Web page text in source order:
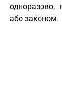
одноразово,
або законом.